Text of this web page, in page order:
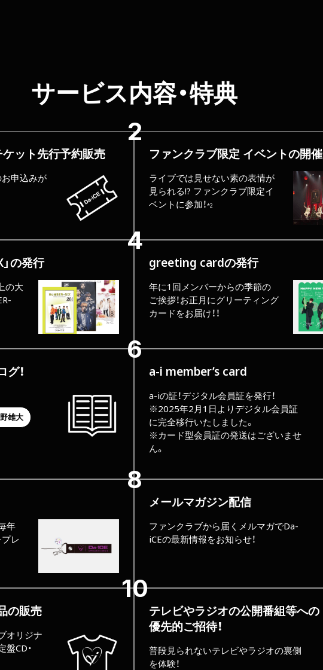
サービス内容・特典
ケット先行予約販売
申込みが
ファンクラブ限定 イベントの開催
ライブでは見せない素の表情が
見られる!? ファンクラブ限定イ
ベントに参加！*2
の発行
の大
greeting cardの発行
年に1回メンバーからの季節の
ご挨拶！お正月にグリーティング
カードをお届け！！
！
雄大
a-i member’s card
a-iの証！デジタル会員証を発行！
※2025年2月1日よりデジタル会員証
に完全移行いたしました。
※カード型会員証の発送はございませ
ん。
年
レ
メールマガジン配信
ファンクラブから届くメルマガでDa-
iCEの最新情報をお知らせ！
の販売
オリジナ
CD・
テレビやラジオの公開番組等への
優先的ご招待！
普段見られないテレビやラジオの裏側
を体験！